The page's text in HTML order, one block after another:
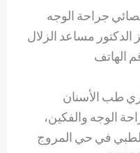
جراحة الوجه
مساعد الزلال
الهاتف
طب الأسنان
الوجه والفكين،
في حي المروج